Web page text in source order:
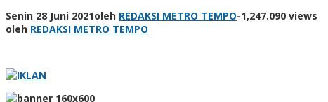
Senin 28 Juni 2021oleh REDAKSI METRO TEMPO-1,247.090 views
oleh REDAKSI METRO TEMPO